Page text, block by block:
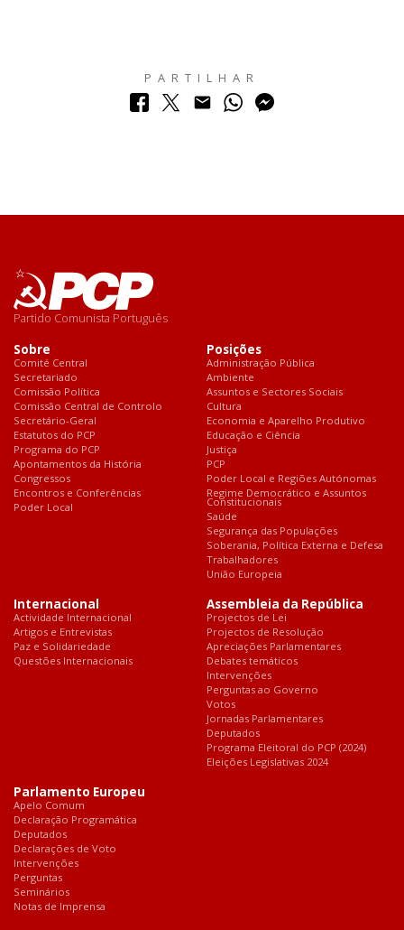
PARTILHAR
Partido Comunista Português
Sobre
Comité Central
Secretariado
Comissão Política
Comissão Central de Controlo
Secretário-Geral
Estatutos do PCP
Programa do PCP
Apontamentos da História
Congressos
Encontros e Conferências
Poder Local
Posições
Administração Pública
Ambiente
Assuntos e Sectores Sociais
Cultura
Economia e Aparelho Produtivo
Educação e Ciência
Justiça
PCP
Poder Local e Regiões Autónomas
Regime Democrático e Assuntos
Constitucionais
Saúde
Segurança das Populações
Soberania, Política Externa e Defesa
Trabalhadores
União Europeia
Internacional
Actividade Internacional
Artigos e Entrevistas
Paz e Solidariedade
Questões Internacionais
Assembleia da República
Projectos de Lei
Projectos de Resolução
Apreciações Parlamentares
Debates temáticos
Intervenções
Perguntas ao Governo
Votos
Jornadas Parlamentares
Deputados
Programa Eleitoral do PCP (2024)
Eleições Legislativas 2024
Parlamento Europeu
Apelo Comum
Declaração Programática
Deputados
Declarações de Voto
Intervenções
Perguntas
Seminários
Notas de Imprensa